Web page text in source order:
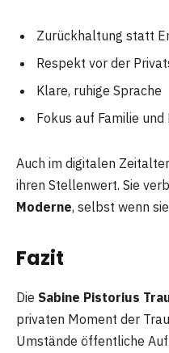
Zurückhaltung statt
Respekt vor der
Klare, ruhige Sprache
Fokus auf Familie und
Auch im digitalen
ihren Stellenwert. Sie
Moderne, selbst wenn
Fazit
Die Sabine Pistorius
privaten Moment der
Umstände öffentliche